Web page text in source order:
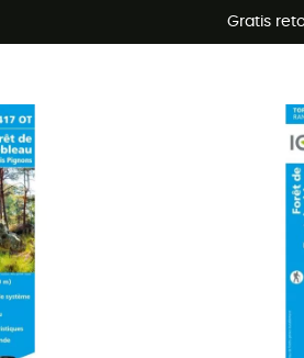
Gratis
Zomeraanbiedingen 🔥 -5%